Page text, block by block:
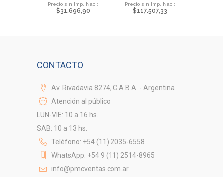
$31.696,90 $117.507,33
CONTACTO
Av. Rivadavia 8274, C.A.B.A. - Argentina
Atención al público:
LUN-VIE: 10 a 16 hs.
SAB: 10 a 13 hs.
Teléfono: +54 (11) 2035-6558
WhatsApp: +54 9 (11) 2514-8965
info@pmcventas.com.ar